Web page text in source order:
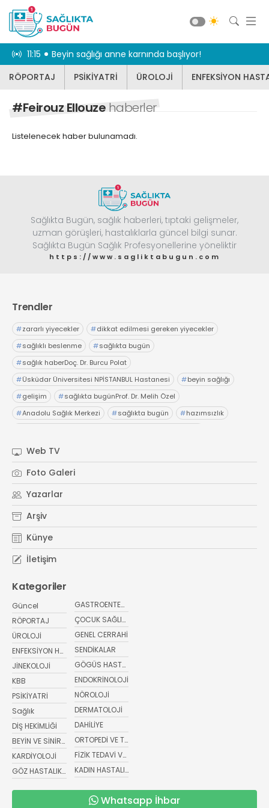
11:15 Beyin sağlığı anne karnında başlıyor!
RÖPORTAJ
PSİKİYATRİ ÜROLOJİ ENFEKSİYON
#Feirouz Ellouze haberler
Listelenecek haber bulunamadı.
Sağlıkta Bugün, sağlık haberleri, tıptaki gelişmeler,
uzman görüşleri, hastalıklarla güncel bilgi sunar.
Sağlıkta Bugün Sağlık Profesyonellerine yöneliktir
https://www.sagliktabugun.com
Trendler
#zararlı yiyecekler #dikkat edilmesi gereken yiyecekler
#sağlıklı beslenme #sağlıkta bugün
#sağlık haberDoç. Dr. Burcu Polat
#Üsküdar Üniversitesi NPİSTANBUL Hastanesi #beyin sağlığı
#gelişim #sağlıkta bugünProf. Dr. Melih Özel
#Anadolu Sağlık Merkezi #sağlıkta bugün #hazımsızlık
# Dr. İsmail Çalıkoğlu
#sağlıkta bugünElensilia Arbutin Serum #K-Land
Web TV
Foto Galeri
Yazarlar
Arşiv
Künye
İletişim
Kategoriler
Güncel
RÖPORTAJ
ÜROLOJİ
ENFEKSİYON HASTALIKLARI
JİNEKOLOJİ
KBB
PSİKİYATRİ
Sağlık
DİŞ HEKİMLİĞİ
BEYİN VE SİNİR CERRAHİSİ
KARDİYOLOJİ
GÖZ HASTALIKLARI
GASTROENTEROLOJİ
ÇOCUK SAĞLIĞI VE HASTALIKLARI
GENEL CERRAHİ
SENDİKALAR
GÖGÜS HASTALIKLARI
ENDOKRİNOLOJİ
NÖROLOJİ
DERMATOLOJİ
DAHİLİYE
ORTOPEDİ VE TRAVMATOLOJİ
FİZİK TEDAVİ VE REHABİLİTASYON
KADIN HASTALIKLARI VE DOĞUM
Whatsapp İhbar
RÖPORTAJ
ENFEKSİYON HASTALIKLARI
KBB
DİĞER
DİŞ HEKİMLİĞİ
BEYİN VE SİNİR CERRAHİSİ
KARDİYOLOJİ
ÇOCUK SAĞLIĞI VE HASTALIKLARI
GENEL CERRAHİ
SENDİKALAR
GÖGÜS HASTALIKLARI
DERMATOLOJİ
DAHİLİYE
FİZİK TEDAVİ VE REHABİLİTASYON
KADIN HASTALIKLARI VE DOĞUM
Güncel